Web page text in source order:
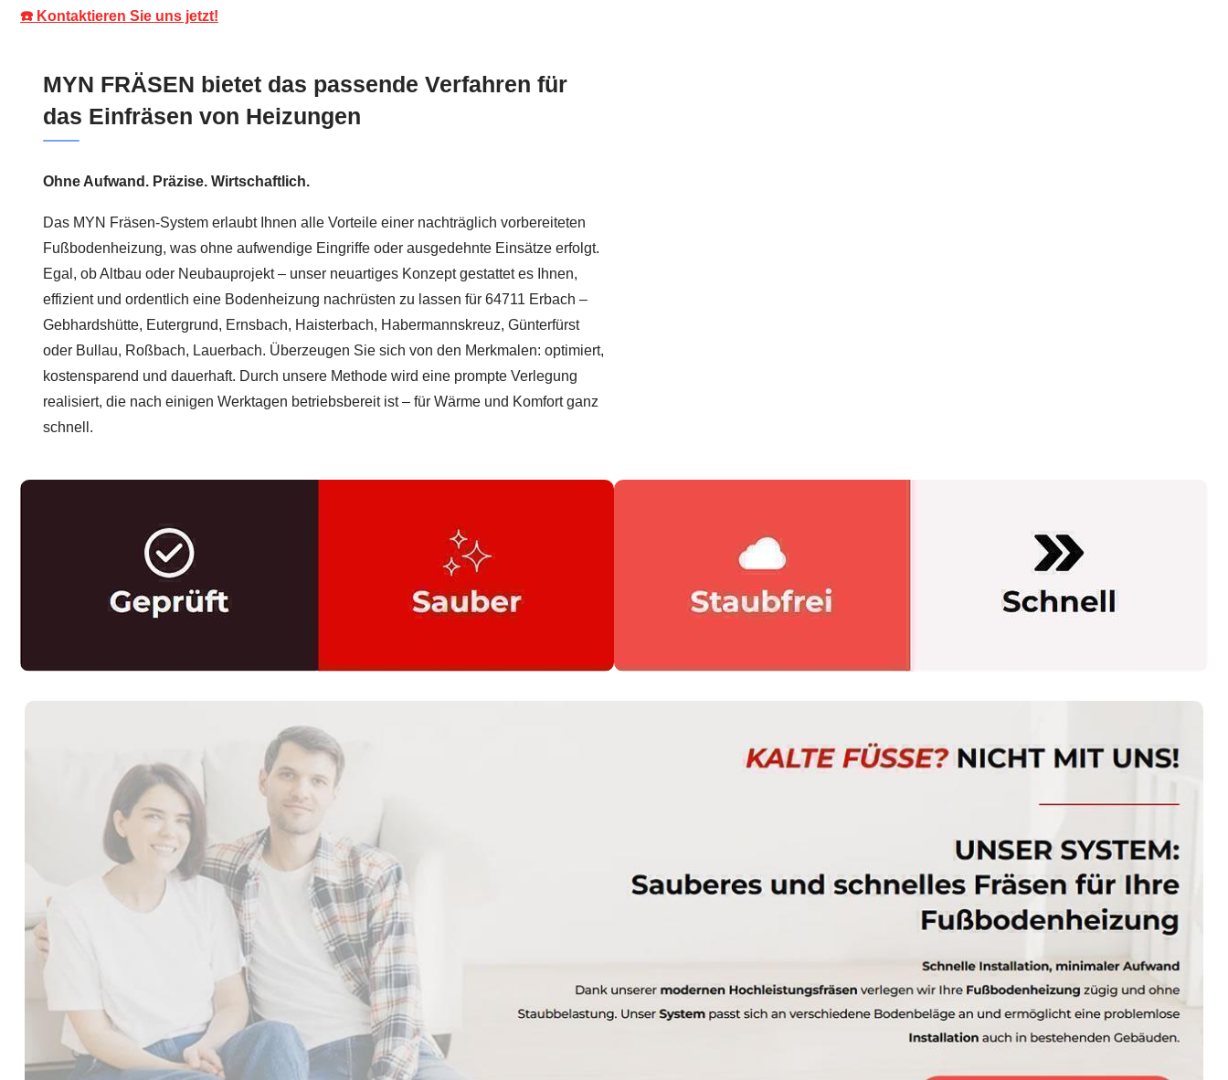
☎️ Kontaktieren Sie uns jetzt!
MYN FRÄSEN bietet das passende Verfahren für
das Einfräsen von Heizungen
Ohne Aufwand. Präzise. Wirtschaftlich.
Das MYN Fräsen-System erlaubt Ihnen alle Vorteile einer nachträglich vorbereiteten
Fußbodenheizung, was ohne aufwendige Eingriffe oder ausgedehnte Einsätze erfolgt.
Egal, ob Altbau oder Neubauprojekt – unser neuartiges Konzept gestattet es Ihnen,
effizient und ordentlich eine Bodenheizung nachrüsten zu lassen für 64711 Erbach –
Gebhardshütte, Eutergrund, Ernsbach, Haisterbach, Habermannskreuz, Günterfürst
oder Bullau, Roßbach, Lauerbach. Überzeugen Sie sich von den Merkmalen: optimiert,
kostensparend und dauerhaft. Durch unsere Methode wird eine prompte Verlegung
realisiert, die nach einigen Werktagen betriebsbereit ist – für Wärme und Komfort ganz
schnell.